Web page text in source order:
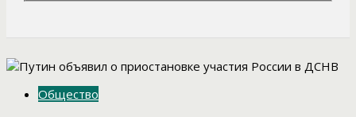
Общество